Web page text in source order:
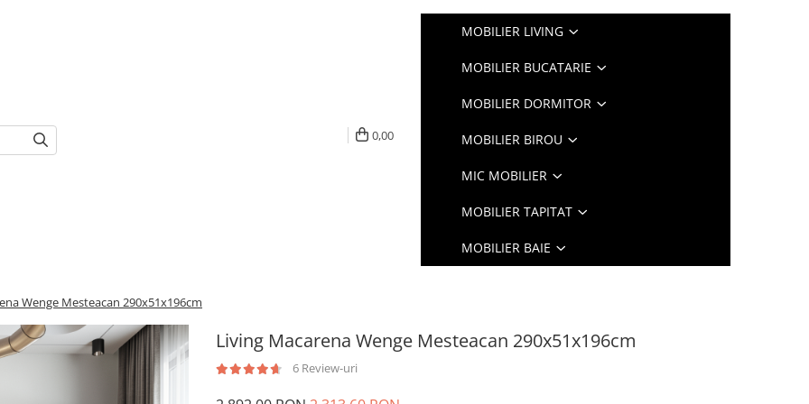
0,00
MOBILIER LIVING
MOBILIER BUCATARIE
MOBILIER DORMITOR
MOBILIER BIROU
MIC MOBILIER
MOBILIER TAPITAT
MOBILIER BAIE
Wenge Mesteacan 290x51x196cm
Living Macarena Wenge Mesteacan 290x51x196cm
6 Review-uri